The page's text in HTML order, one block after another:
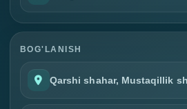
BOG'LANISH
Qarshi shahar, Mustaqillik